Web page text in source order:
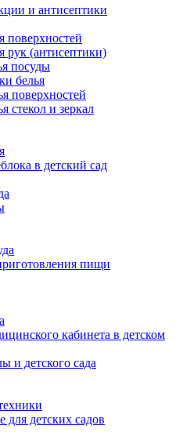
и антисептики
поверхностей
рук (антисептики)
посуды
белья
поверхностей
стекол и зеркал
в детский сад
пищи
кабинета в детском
и детского сада
для детских садов